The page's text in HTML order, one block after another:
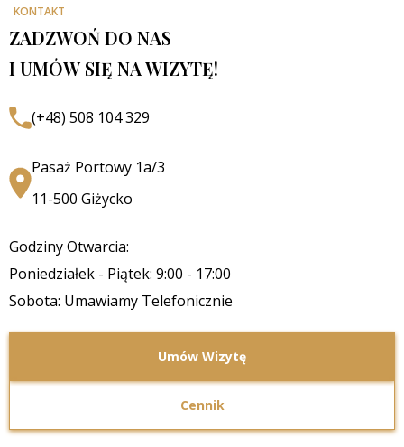
KONTAKT
ZADZWOŃ DO NAS
I UMÓW SIĘ NA WIZYTĘ!
(+48) 508 104 329
Pasaż Portowy 1a/3
11-500 Giżycko
Godziny Otwarcia:
Poniedziałek - Piątek: 9:00 - 17:00
Sobota: Umawiamy Telefonicznie
Umów Wizytę
Cennik